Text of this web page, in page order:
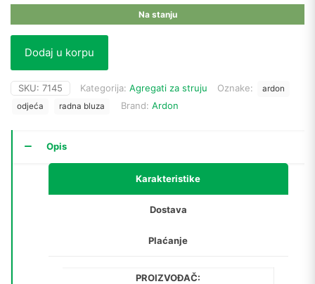
Na stanju
Dodaj u korpu
SKU: 7145 Kategorija: Agregati za struju Oznake:
ardon
odjeća
radna bluza Brand: Ardon
Opis
Karakteristike
Dostava
Plaćanje
PROIZVOĐAČ: